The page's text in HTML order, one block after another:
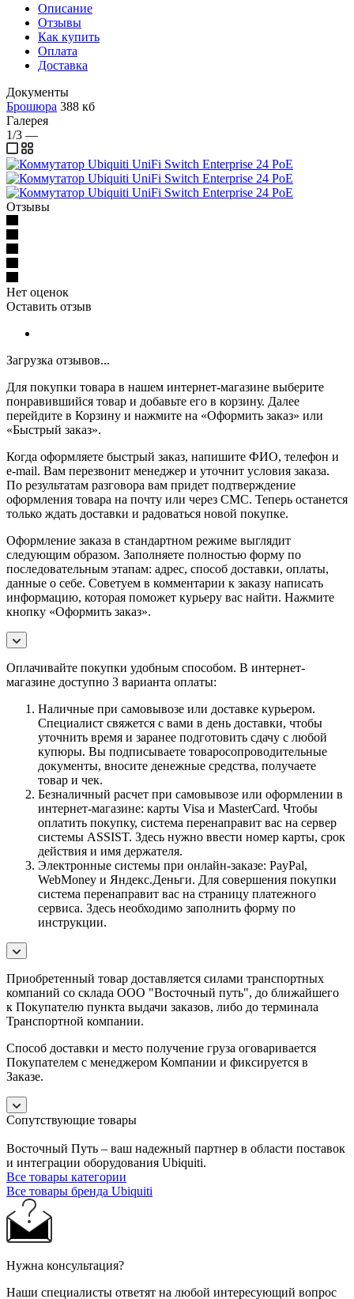
Описание
Отзывы
Как купить
Оплата
Доставка
Документы
Брошюра 388 кб
Галерея
1/3 —
Отзывы
Нет оценок
Оставить отзыв
Загрузка отзывов...
Для покупки товара в нашем интернет-магазине выберите
понравившийся товар и добавьте его в корзину. Далее
перейдите в Корзину и нажмите на «Оформить заказ» или
«Быстрый заказ».
Когда оформляете быстрый заказ, напишите ФИО, телефон и
e-mail. Вам перезвонит менеджер и уточнит условия заказа.
По результатам разговора вам придет подтверждение
оформления товара на почту или через СМС. Теперь останется
только ждать доставки и радоваться новой покупке.
Оформление заказа в стандартном режиме выглядит
следующим образом. Заполняете полностью форму по
последовательным этапам: адрес, способ доставки, оплаты,
данные о себе. Советуем в комментарии к заказу написать
информацию, которая поможет курьеру вас найти. Нажмите
кнопку «Оформить заказ».
Оплачивайте покупки удобным способом. В интернет-
магазине доступно 3 варианта оплаты:
Наличные при самовывозе или доставке курьером.
Специалист свяжется с вами в день доставки, чтобы
уточнить время и заранее подготовить сдачу с любой
купюры. Вы подписываете товаросопроводительные
документы, вносите денежные средства, получаете
товар и чек.
Безналичный расчет при самовывозе или оформлении в
интернет-магазине: карты Visa и MasterCard. Чтобы
оплатить покупку, система перенаправит вас на сервер
системы ASSIST. Здесь нужно ввести номер карты, срок
действия и имя держателя.
Электронные системы при онлайн-заказе: PayPal,
WebMoney и Яндекс.Деньги. Для совершения покупки
система перенаправит вас на страницу платежного
сервиса. Здесь необходимо заполнить форму по
инструкции.
Приобретенный товар доставляется силами транспортных
компаний со склада ООО "Восточный путь", до ближайшего
к Покупателю пункта выдачи заказов, либо до терминала
Транспортной компании.
Способ доставки и место получение груза оговаривается
Покупателем с менеджером Компании и фиксируется в
Заказе.
Сопутствующие товары
Восточный Путь – ваш надежный партнер в области поставок
и интеграции оборудования Ubiquiti.
Все товары категории
Все товары бренда Ubiquiti
Нужна консультация?
Наши специалисты ответят на любой интересующий вопрос